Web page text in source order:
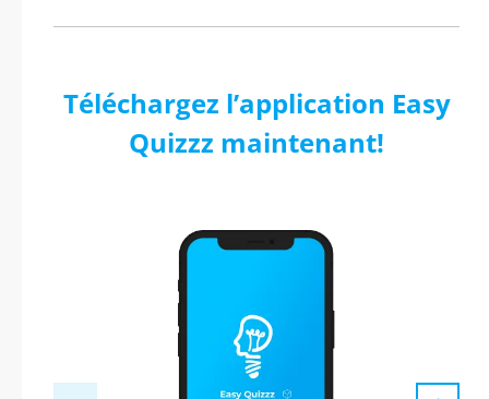
Téléchargez l’application Easy
Quizzz maintenant!